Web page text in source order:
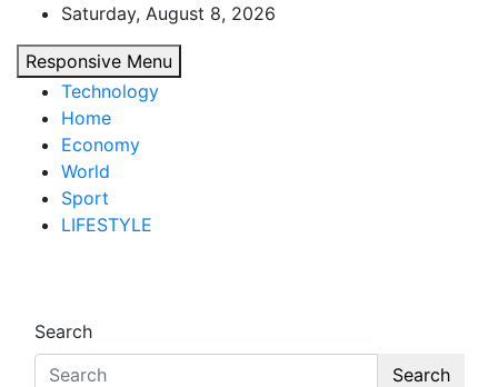
content
Saturday, August 8, 2026
Responsive Menu
Technology
Home
Economy
World
Sport
LIFESTYLE
Search
Search